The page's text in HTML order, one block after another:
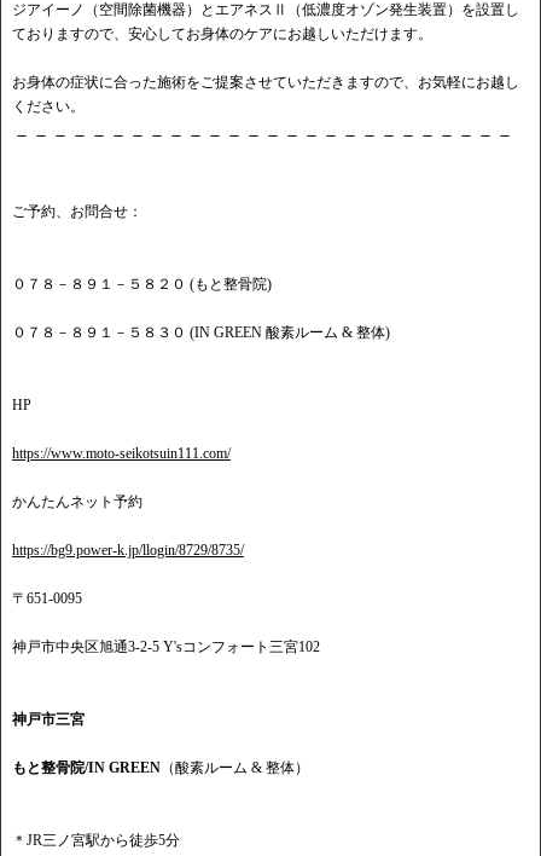
ジアイーノ（空間除菌機器）とエアネスⅡ（低濃度オゾン発生装置）を設置し
ておりますので、安心してお身体のケアにお越しいただけます。
お身体の症状に合った施術をご提案させていただきますので、お気軽にお越し
ください。
－－－－－－－－－－－－－－－－－－－－－－－－－－
ご予約、お問合せ：
０７８－８９１－５８２０ (もと整骨院)
０７８－８９１－５８３０ (IN GREEN 酸素ルーム & 整体)
HP
https://www.moto-seikotsuin111.com/
かんたんネット予約
https://bg9.power-k.jp/llogin/8729/8735/
〒651-0095
神戸市中央区旭通3-2-5 Y'sコンフォート三宮102
神戸市三宮
もと整骨院/IN GREEN （酸素ルーム & 整体）
＊JR三ノ宮駅から徒歩5分